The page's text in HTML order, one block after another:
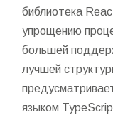
библиотека
упрощению
большей
лучшей
языком